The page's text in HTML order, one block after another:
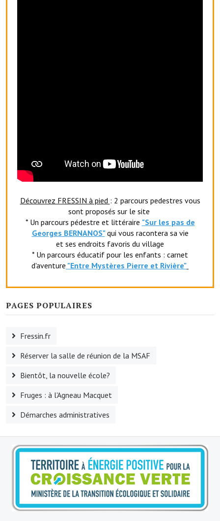
VILLE PRATIQUE
Affaires scolaires, CCAS
Eaux, assainissement
France services
France Renov
Déchets ménagers, tri sélectif, encombrants
Services publics communaux
Bibliothèque
Commerçants, artisans
Commerces et professions libérales
Exploitants agricoles
Découvrez FRESSIN à pied : 2 parcours pedestres vous
sont proposés sur le site
* Un parcours pédestre et littéraire "Sur les pas de
Georges BERNANOS" qui vous racontera sa vie
et ses endroits favoris du village
* Un parcours éducatif pour les enfants : carnet
d'aventure "Entre Mystères Pierre et Rivière"
PAGES POPULAIRES
Fressin.fr
Réserver la salle de réunion de la MSAF
Bientôt, la nouvelle école?
Fruges : à l'Agneau Macquet
Démarches administratives